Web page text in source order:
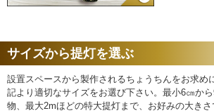
サイズから提灯を選ぶ
設置スペースから製作されるちょうちんをお求め
記より適切なサイズをお選び下さい。最小6㎝か
物、最大2mほどの特大提灯まで、お好みの大きさ